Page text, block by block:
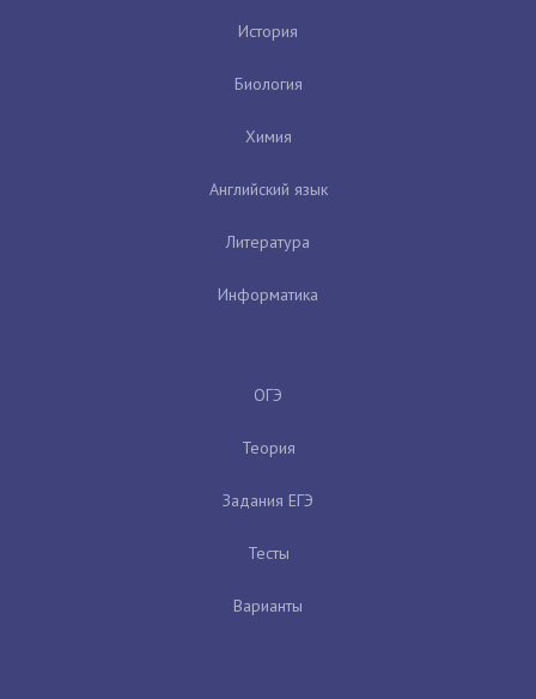
История
Биология
Химия
Английский язык
Литература
Информатика
ОГЭ
Теория
Задания ЕГЭ
Тесты
Варианты